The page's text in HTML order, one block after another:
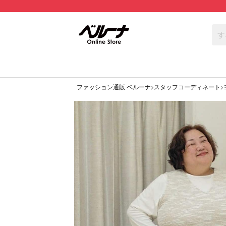
ファッション通販 ベルーナ スタッフコーディネート